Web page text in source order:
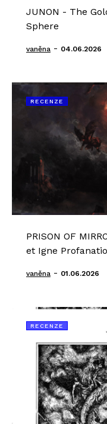
JUNON - The
Sphere
vaněna - 04.06.2026
RECENZE
PRISON OF
et Igne
vaněna - 01.06.2026
RECENZE